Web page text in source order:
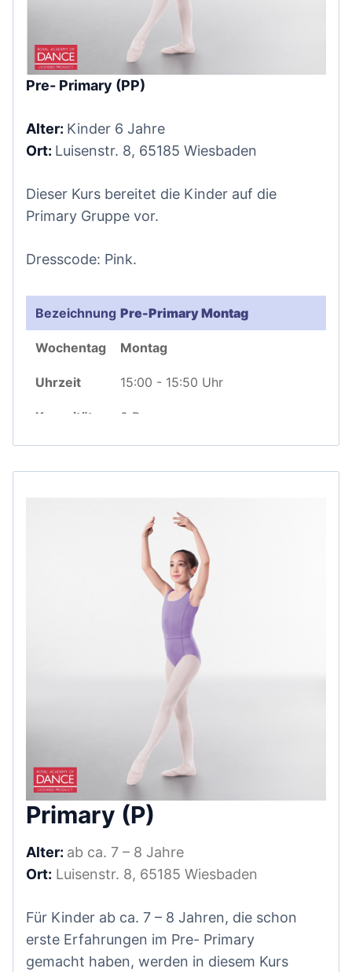
Pre- Primary (PP)
Alter: Kinder 6 Jahre
Ort: Luisenstr. 8, 65185 Wiesbaden
Dieser Kurs bereitet die Kinder auf die
Primary Gruppe vor.
Dresscode: Pink.
Primary (P)
Alter: ab ca. 7 – 8 Jahre
Ort: Luisenstr. 8, 65185 Wiesbaden
Für Kinder ab ca. 7 – 8 Jahren, die schon
erste Erfahrungen im Pre- Primary
gemacht haben, werden in diesem Kurs